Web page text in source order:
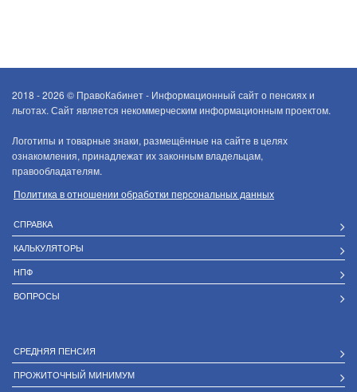
2018 - 2026 © ПравоКабинет - Информационный сайт о пенсиях и
льготах. Сайт является некоммерческим информационным проектом.
Логотипы и товарные знаки, размещённые на сайте в целях
ознакомления, принадлежат их законным владельцам,
правообладателям.
Политика в отношении обработки персональных данных
СПРАВКА
КАЛЬКУЛЯТОРЫ
НПФ
ВОПРОСЫ
СРЕДНЯЯ ПЕНСИЯ
ПРОЖИТОЧНЫЙ МИНИМУМ